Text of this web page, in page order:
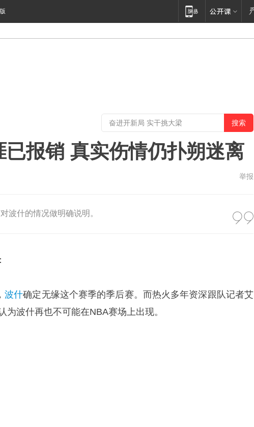
报销 真实伤情仍扑朔迷离
举报
波什的情况做明确说明。
波什确定无缘这个赛季的季后赛。而热火多年资深跟队记者艾
为波什再也不可能在NBA赛场上出现。